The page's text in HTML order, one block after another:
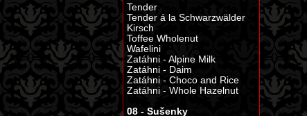
Tender
Tender á la Schwarzwälder
Kirsch
Toffee Wholenut
Wafelini
Zatáhni - Alpine Milk
Zatáhni - Daim
Zatáhni - Choco and Rice
Zatáhni - Whole Hazelnut
08 - Sušenky